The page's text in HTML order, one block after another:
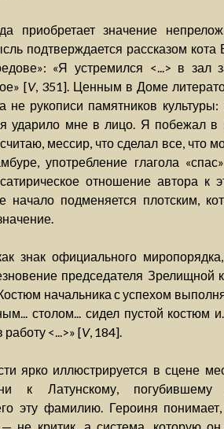
приобретает значение
подтверждается рассказом кота
«Я устремился <...> в зал
[V, 351]. Ценным в Доме
рукописи памятников культуры:
ударило мне в лицо. Я побежал в
мессир, что сделал все, что
употребление глагола
отношение автора к
начало подменяется плотским,
знак официального
председателя Зрелищной
начальника с успехом
столом... сидел пустой костюм
<...>» [V, 184].
ярко иллюстрируется в сцене
к Латунскому,
эту фамилию. Героиня